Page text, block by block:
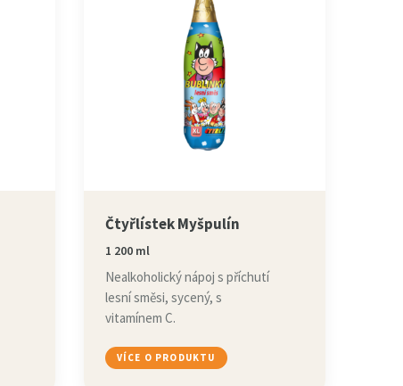
Čtyřlístek Myšpulín
1 200 ml
Nealkoholický nápoj s příchutí
lesní směsi, sycený, s
vitamínem C.
VÍCE O PRODUKTU